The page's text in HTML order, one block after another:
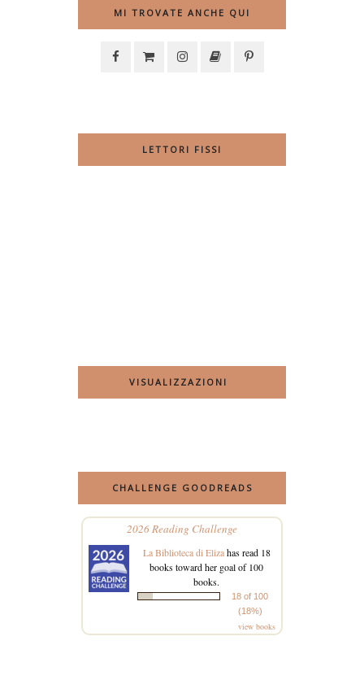
MI TROVATE ANCHE QUI
LETTORI FISSI
VISUALIZZAZIONI
CHALLENGE GOODREADS
2026 Reading Challenge
La Biblioteca di Elizahas read 18
books toward her goal of 100
books.
18 of 100
(18%)
view books